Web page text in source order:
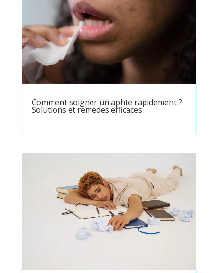
Comment soigner un aphte rapidement ?
Solutions et remèdes efficaces